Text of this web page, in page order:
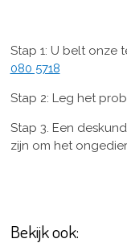
Stap 1: U belt onze
080 5718
Stap 2: Leg het
Stap 3. Een
zijn om het
Bekijk ook: